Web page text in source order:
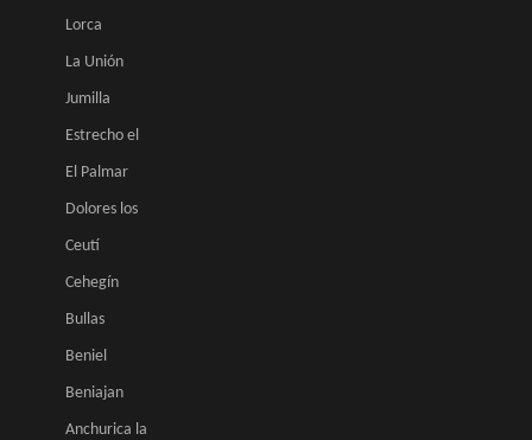
Lorca
La Unión
Jumilla
Estrecho el
El Palmar
Dolores los
Ceutí
Cehegín
Bullas
Beniel
Beniajan
Anchurica la